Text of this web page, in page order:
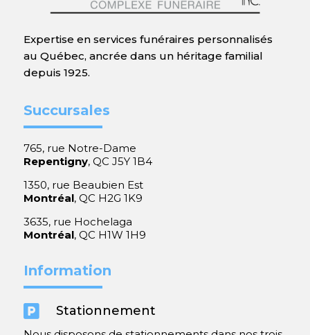
Expertise en services funéraires personnalisés
au Québec, ancrée dans un héritage familial
depuis 1925.
Succursales
765, rue Notre-Dame
Repentigny, QC J5Y 1B4
1350, rue Beaubien Est
Montréal, QC H2G 1K9
3635, rue Hochelaga
Montréal, QC H1W 1H9
Information
 Stationnement